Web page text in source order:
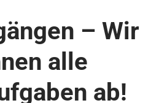
– Wir
alle
ab!